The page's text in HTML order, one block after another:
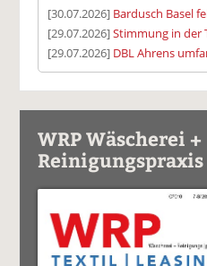
[30.07.2026] Bardusch Basel
[29.07.2026]Stimmung in der
[29.07.2026] DBL Ahrens
WRP Wäscherei +
Reinigungspraxis